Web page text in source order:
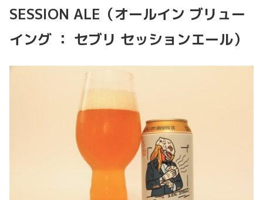
SESSION ALE（オールイン ブリュー
イング ： セブリ セッションエール）